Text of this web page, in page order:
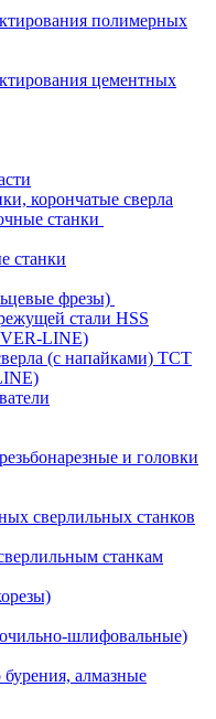
полимерных
цементных
корончатые сверла
станки
станки
фрезы)
стали HSS
LINE)
(с напайками) ТСТ
и головки
сверлильных станков
станкам
шлифовальные)
алмазные